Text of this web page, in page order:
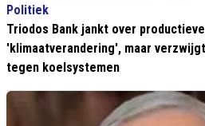
Politiek
Triodos Bank jankt over
'klimaatverandering', maar
tegen koelsystemen